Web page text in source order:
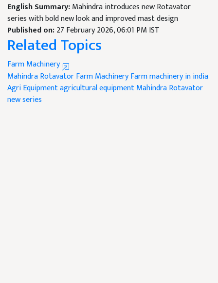
English Summary:Mahindra introduces new Rotavator
series with bold new look and improved mast design
Published on:27 February 2026, 06:01 PM IST
Related Topics
Farm Machinery
Mahindra RotavatorFarm MachineryFarm machinery in india
Agri Equipmentagricultural equipmentMahindra Rotavator
new series